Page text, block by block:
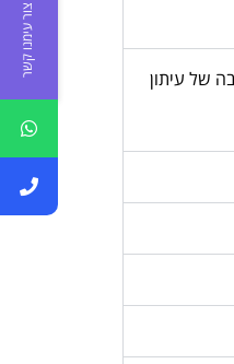
של עיתון
צור עימנו קשר